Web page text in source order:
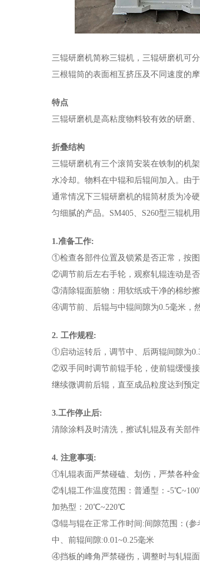
三辊研磨机简称三辊机，三辊研磨机可
三根辊筒的表面相互挤压及不同速度的
特点
三辊研磨机是高粘度物料较有效的研磨
折叠结构
三辊研磨机有三个滚筒安装在铁制的机
水冷却。物料在中辊和后辊间加入。由
通常情况下三辊研磨机的辊筒材质为冷
匀细腻的产品。SM405、S260型三辊机
1.准备工作:
①检查各部件位置及锁紧是否正常，按
②调节前后左右手轮，观察轧辊连动是
③清除辊面脏物：用软纸或干净的棉纱
④调节前、后辊与中辊间隙为0.5毫米，
2. 工作规程:
①启动运转后，调节中、后两辊间隙为
②双手同时调节前辊手轮，使前辊缓慢
继续微调前后辊，直至成品粒度达到预
3.工作停止后:
清除涂料及时清洗，擦试轧辊及有关部
4. 注意事项:
①轧辊表面严禁碰磕、划伤，严禁各种
②轧辊工作温度范围：普通型：-
加热型：20℃~220℃
③辊与辊在正常工作时间:间隙范围：(参
中、前辊间隙:0.01~0.25毫米
④挡板的峰角严禁碰伤，调整时与轧辊